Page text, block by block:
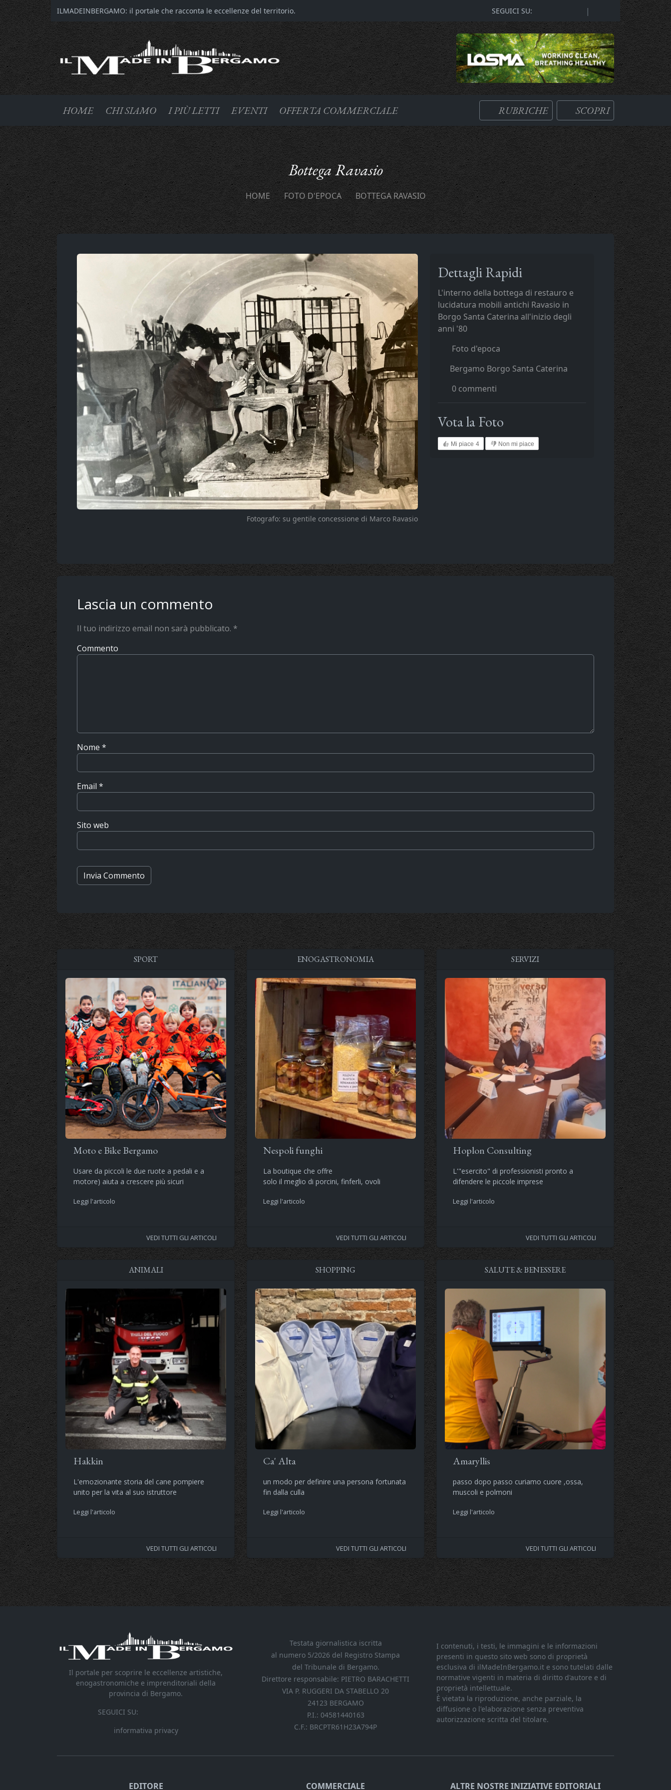
ILMADEINBERGAMO: il portale che racconta le eccellenze del territorio. SEGUICI SU: |
HOME CHI SIAMO I PIÙ LETTI EVENTI OFFERTA COMMERCIALE RUBRICHE SCOPRI
Bottega Ravasio
HOME FOTO D'EPOCA BOTTEGA RAVASIO
Fotografo: su gentile concessione di Marco Ravasio
Dettagli Rapidi
L'interno della bottega di restauro e
lucidatura mobili antichi Ravasio in
Borgo Santa Caterina all'inizio degli
anni '80
Foto d'epoca
Bergamo Borgo Santa Caterina
0 commenti
Vota la Foto
Mi piace 4 Non mi piace
Lascia un commento
Il tuo indirizzo email non sarà pubblicato. *
Commento
Nome *
Email *
Sito web
SPORT
Moto e Bike Bergamo
Usare da piccoli le due ruote a pedali e a
motore) aiuta a crescere più sicuri
Leggi l'articolo
VEDI TUTTI GLI ARTICOLI
ENOGASTRONOMIA
Nespoli funghi
La boutique che offre
solo il meglio di porcini, finferli, ovoli
Leggi l'articolo
VEDI TUTTI GLI ARTICOLI
SERVIZI
Hoplon Consulting
L'"esercito" di professionisti pronto a
difendere le piccole imprese
Leggi l'articolo
VEDI TUTTI GLI ARTICOLI
ANIMALI
Hakkin
L'emozionante storia del cane pompiere
unito per la vita al suo istruttore
Leggi l'articolo
VEDI TUTTI GLI ARTICOLI
SHOPPING
Ca' Alta
un modo per definire una persona fortunata
fin dalla culla
Leggi l'articolo
VEDI TUTTI GLI ARTICOLI
SALUTE & BENESSERE
Amaryllis
passo dopo passo curiamo cuore ,ossa,
muscoli e polmoni
Leggi l'articolo
VEDI TUTTI GLI ARTICOLI
Il portale per scoprire le eccellenze artistiche,
enogastronomiche e imprenditoriali della
provincia di Bergamo.
SEGUICI SU:
informativa privacy
Testata giornalistica iscritta
al numero 5/2026 del Registro Stampa
del Tribunale di Bergamo.
Direttore responsabile: PIETRO BARACHETTI
VIA P. RUGGERI DA STABELLO 20
24123 BERGAMO
P.I.: 04581440163
C.F.: BRCPTR61H23A794P
I contenuti, i testi, le immagini e le informazioni
presenti in questo sito web sono di proprietà
esclusiva di ilMadeInBergamo.it e sono tutelati dalle
normative vigenti in materia di diritto d'autore e di
proprietà intellettuale.
È vietata la riproduzione, anche parziale, la
diffusione o l'elaborazione senza preventiva
autorizzazione scritta del titolare.
EDITORE COMMERCIALE ALTRE NOSTRE INIZIATIVE EDITORIALI